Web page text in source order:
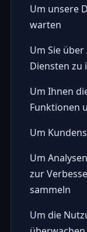
Um unsere
warten
Um Sie
Diensten
Um Ihnen
Funktionen
Um
Um
zur
sammeln
Um die